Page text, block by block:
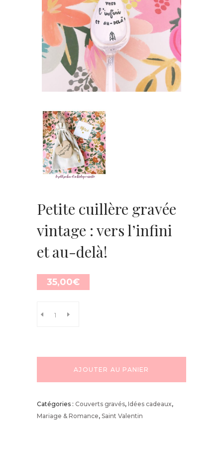
Petite cuillère gravée
vintage : vers l’infini
et au-delà!
35,00€
AJOUTER AU PANIER
Catégories : Couverts gravés, Idées cadeaux,
Mariage & Romance, Saint Valentin